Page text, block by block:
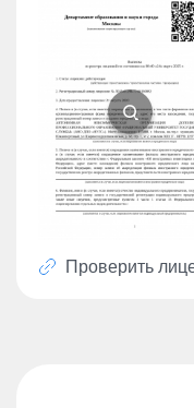
Проверить